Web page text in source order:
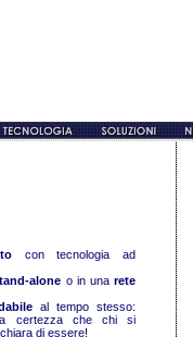
con tecnologia ad
alone o in unarete
al tempo stesso:
certezza che chi si
di essere!